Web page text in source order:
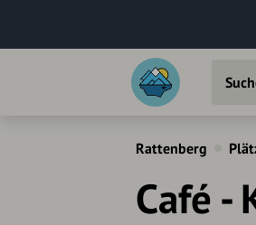
Rattenberg
Café -